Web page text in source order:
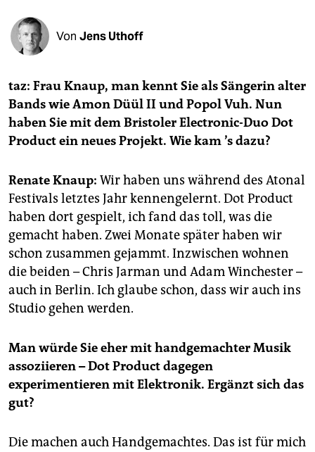
shop
fragen & hilfe
unterstützen
abo
genossenschaft
epaper login
Von Jens Uthoff
taz: Frau Knaup, man kennt Sie als Sängerin alter
Bands wie Amon Düül II und Popol Vuh. Nun
haben Sie mit dem Bristoler Electronic-Duo Dot
Product ein neues Projekt. Wie kam’s dazu?
Renate Knaup: Wir haben uns während des Atonal
Festivals letztes Jahr kennengelernt. Dot Product
haben dort gespielt, ich fand das toll, was die
gemacht haben. Zwei Monate später haben wir
schon zusammen gejammt. Inzwischen wohnen
die beiden – Chris Jarman und Adam Winchester –
auch in Berlin. Ich glaube schon, dass wir auch ins
Studio gehen werden.
Man würde Sie eher mit handgemachter Musik
assoziieren – Dot Product dagegen
experimentieren mit Elektronik. Ergänzt sich das
gut?
Die machen auch Handgemachtes. Das ist für mich